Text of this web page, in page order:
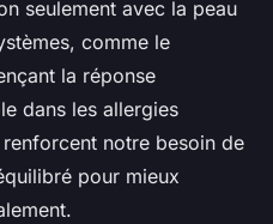
seulement avec la peau
comme le
la réponse
dans les allergies
notre besoin de
pour mieux